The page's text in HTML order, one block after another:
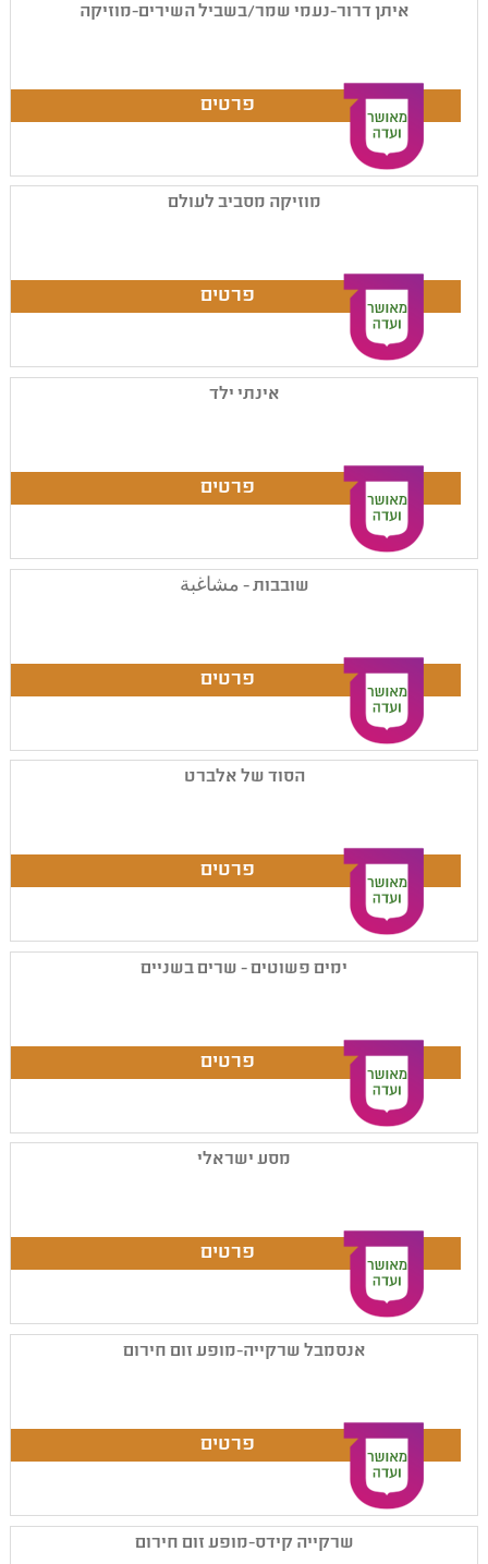
איתן דרור-נעמי שמר/בשביל השירים-מוזיקה
מוזיקה מסביב לעולם
אינתי ילד
שובבות - مشاغبة
הסוד של אלברט
ימים פשוטים - שרים בשניים
מסע ישראלי
אנסמבל שרקייה-מופע זום חירום
שרקייה קידס-מופע זום חירום